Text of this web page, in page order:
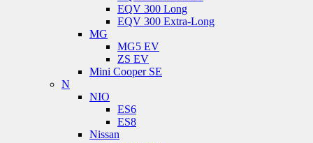
EQV 300 Long
EQV 300 Extra-Long
MG
MG5 EV
ZS EV
Mini Cooper SE
N
NIO
ES6
ES8
Nissan